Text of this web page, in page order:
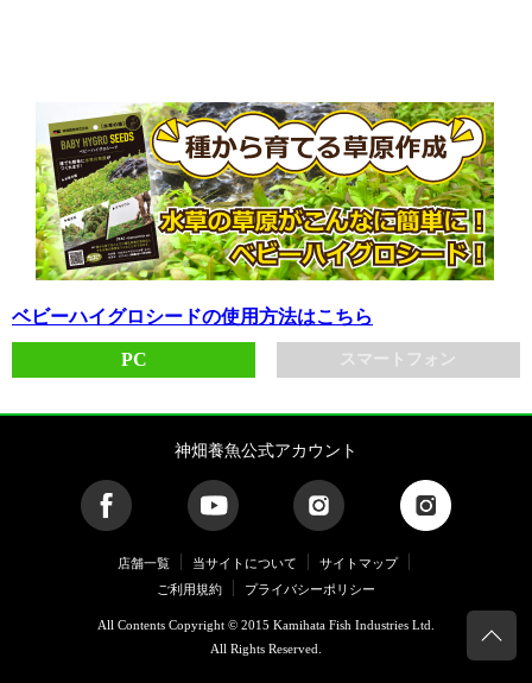
ベビーハイグロシードの使用方法はこちら
スマートフォン
PC
神畑養魚公式アカウント
店舗一覧 当サイトについて
サイトマップ
ご利用規約
プライバシーポリシー
All Contents Copyright © 2015 Kamihata Fish Industries Ltd.
All Rights Reserved.